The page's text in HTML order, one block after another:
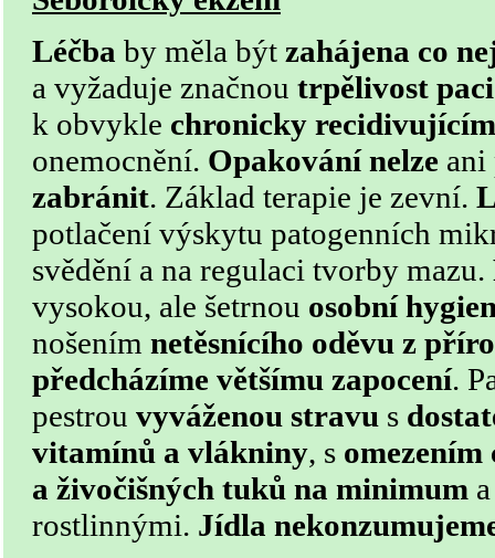
Léčba by měla být zahájena co
a vyžaduje značnou trpělivost
k obvykle chronicky
onemocnění. Opakování nelze ani
zabránit. Základ terapie je zevní.
potlačení výskytu patogenních
svědění a na regulaci tvorby mazu.
vysokou, ale šetrnou osobní
nošením netěsnícího oděvu z
předcházíme většímu zapocení.
pestrou vyváženou stravu s
vitamínů a vlákniny, s
a živočišných tuků na minimum
rostlinnými. Jídla